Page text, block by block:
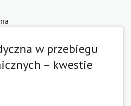
w przebiegu
– kwestie